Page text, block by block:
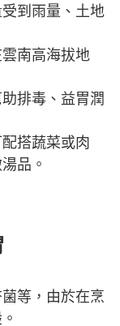
到雨量、土地
南高海拔地
排毒、益胃潤
搭蔬菜或肉
品。
等，由於在烹